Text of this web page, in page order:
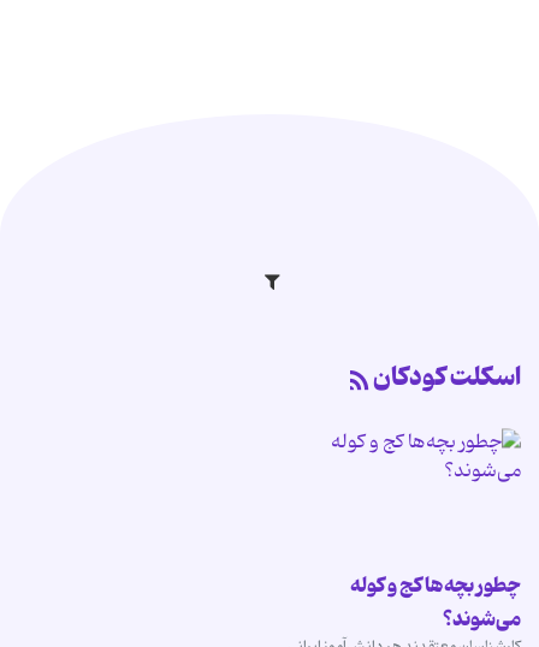
اسکلت کودکان
چطور بچه‌ها کج و کوله
می‌شوند؟